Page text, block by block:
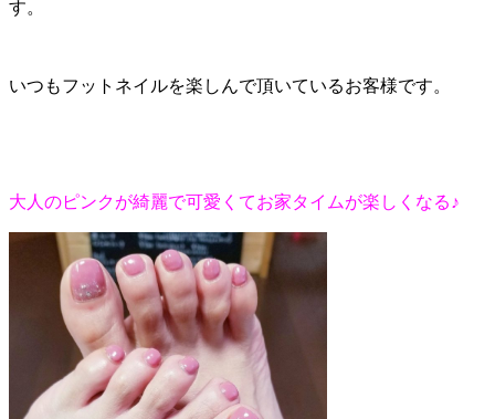
す。
いつもフットネイルを楽しんで頂いているお客様です。
大人のピンクが綺麗で可愛くてお家タイムが楽しくなる♪